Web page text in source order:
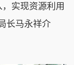
实现资源利用
长马永祥介